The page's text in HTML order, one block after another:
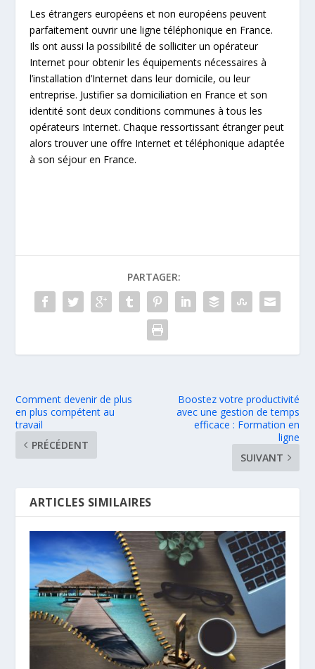
Les étrangers européens et non européens peuvent
parfaitement ouvrir une ligne téléphonique en France.
Ils ont aussi la possibilité de solliciter un opérateur
Internet pour obtenir les équipements nécessaires à
l’installation d’Internet dans leur domicile, ou leur
entreprise. Justifier sa domiciliation en France et son
identité sont deux conditions communes à tous les
opérateurs Internet. Chaque ressortissant étranger peut
alors trouver une offre Internet et téléphonique adaptée
à son séjour en France.
PARTAGER:
Comment devenir de plus
en plus compétent au
travail
PRÉCÉDENT
Boostez votre productivité
avec une gestion de temps
efficace : Formation en
ligne
SUIVANT
ARTICLES SIMILAIRES